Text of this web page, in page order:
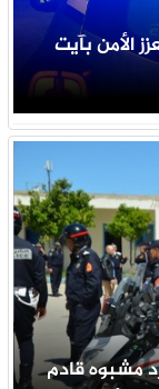
الأمن بآيت
مشبوه قادم